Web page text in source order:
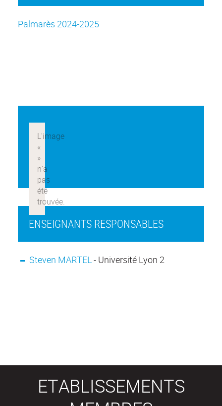
Palmarès 2024-2025
ENSEIGNANTS RESPONSABLES
Steven MARTEL- Université Lyon 2
ETABLISSEMENTS